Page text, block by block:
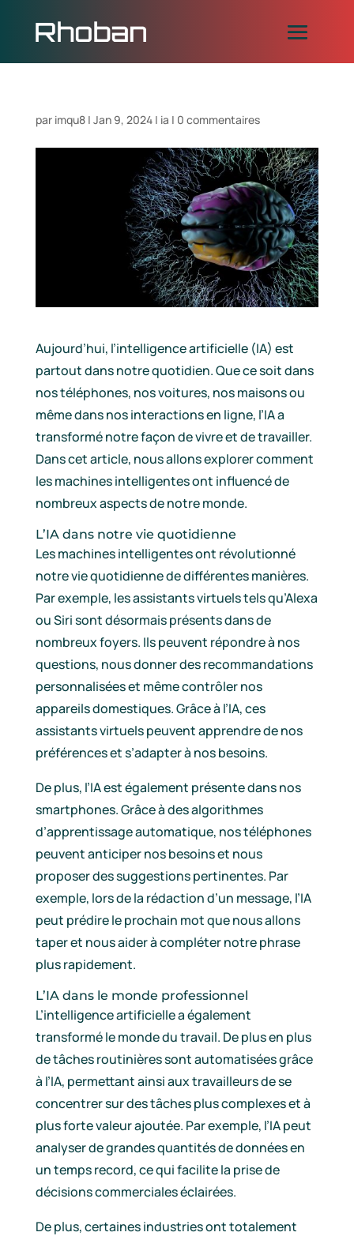
par imqu8| Jan 9, 2024| ia | 0 commentaires
Aujourd’hui, l’intelligence artificielle (IA) est
partout dans notre quotidien. Que ce soit dans
nos téléphones, nos voitures, nos maisons ou
même dans nos interactions en ligne, l’IA a
transformé notre façon de vivre et de travailler.
Dans cet article, nous allons explorer comment
les machines intelligentes ont influencé de
nombreux aspects de notre monde.
L’IA dans notre vie quotidienne
Les machines intelligentes ont révolutionné
notre vie quotidienne de différentes manières.
Par exemple, les assistants virtuels tels qu’Alexa
ou Siri sont désormais présents dans de
nombreux foyers. Ils peuvent répondre à nos
questions, nous donner des recommandations
personnalisées et même contrôler nos
appareils domestiques. Grâce à l’IA, ces
assistants virtuels peuvent apprendre de nos
préférences et s’adapter à nos besoins.
De plus, l’IA est également présente dans nos
smartphones. Grâce à des algorithmes
d’apprentissage automatique, nos téléphones
peuvent anticiper nos besoins et nous
proposer des suggestions pertinentes. Par
exemple, lors de la rédaction d’un message, l’IA
peut prédire le prochain mot que nous allons
taper et nous aider à compléter notre phrase
plus rapidement.
L’IA dans le monde professionnel
L’intelligence artificielle a également
transformé le monde du travail. De plus en plus
de tâches routinières sont automatisées grâce
à l’IA, permettant ainsi aux travailleurs de se
concentrer sur des tâches plus complexes et à
plus forte valeur ajoutée. Par exemple, l’IA peut
analyser de grandes quantités de données en
un temps record, ce qui facilite la prise de
décisions commerciales éclairées.
De plus, certaines industries ont totalement